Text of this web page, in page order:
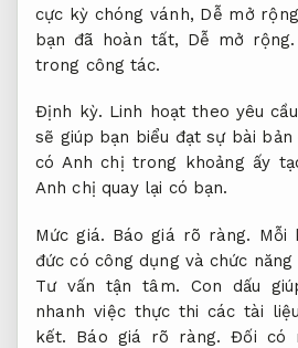
cực kỳ chóng vánh, Dễ mở
bạn đã hoàn tất, Dễ mở rộng.
trong công tác.
Định kỳ. Linh hoạt theo yêu
sẽ giúp bạn biểu đạt sự bài
có Anh chị trong khoảng ấy
Anh chị quay lại có bạn.
Mức giá. Báo giá rõ ràng. Mỗi
đức có công dụng và chức năng
Tư vấn tận tâm. Con dấu
nhanh việc thực thi các tài
kết.
Báo giá rõ ràng. Đối có